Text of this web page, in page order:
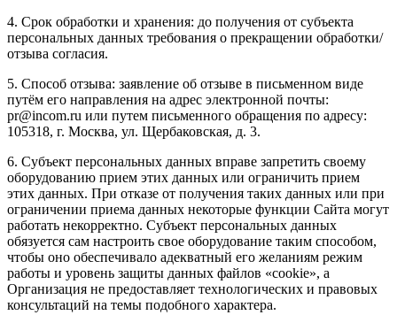
4. Срок обработки и хранения: до получения от субъекта
персональных данных требования о прекращении обработки/
отзыва согласия.
5. Способ отзыва: заявление об отзыве в письменном виде
путём его направления на адрес электронной почты:
pr@incom.ru или путем письменного обращения по адресу:
105318, г. Москва, ул. Щербаковская, д. 3.
6. Субъект персональных данных вправе запретить своему
оборудованию прием этих данных или ограничить прием
этих данных. При отказе от получения таких данных или при
ограничении приема данных некоторые функции Сайта могут
работать некорректно. Субъект персональных данных
обязуется сам настроить свое оборудование таким способом,
чтобы оно обеспечивало адекватный его желаниям режим
работы и уровень защиты данных файлов «cookie», а
Организация не предоставляет технологических и правовых
консультаций на темы подобного характера.